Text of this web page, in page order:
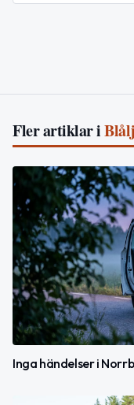
Fler artiklar i
Inga händelser i